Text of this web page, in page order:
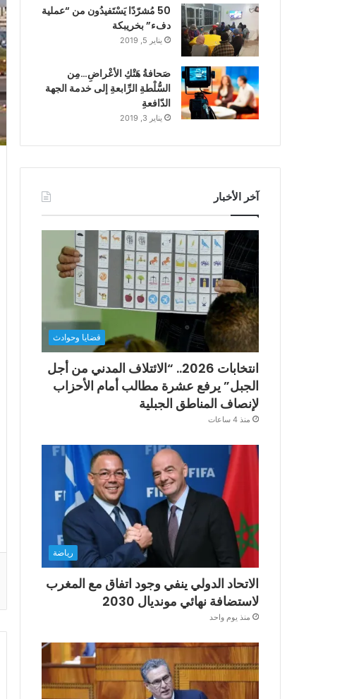
50 مُشرّدًا يَسْتَفيدُون من “عملية
دفء” بخريبكة
يناير 5, 2019
صَحافةُ هَتْكِ الأعْراضِ…مِن
السُّلْطةِ الرِّابعةِ إلى خدمة الجهة
الدّافعةِ
يناير 3, 2019
آخر الأخبار
قضايا وحوادث
انتخابات 2026.. “الائتلاف المدني من أجل
الجبل” يرفع عشرة مطالب أمام الأحزاب
لإنصاف المناطق الجبلية
منذ 4 ساعات
رياضة
الاتحاد الدولي ينفي وجود اتفاق مع المغرب
لاستضافة نهائي مونديال 2030
منذ يوم واحد